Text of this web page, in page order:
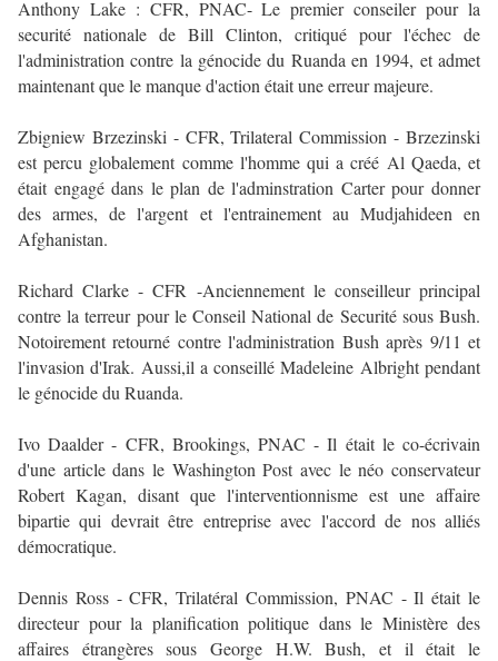
Anthony Lake : CFR, PNAC- Le premier conseiler pour la
securité nationale de Bill Clinton, critiqué pour l'échec de
l'administration contre la génocide du Ruanda en 1994, et admet
maintenant que le manque d'action était une erreur majeure.
Zbigniew Brzezinski - CFR, Trilateral Commission - Brzezinski
est percu globalement comme l'homme qui a créé Al Qaeda, et
était engagé dans le plan de l'adminstration Carter pour donner
des armes, de l'argent et l'entrainement au Mudjahideen en
Afghanistan.
Richard Clarke - CFR -Anciennement le conseilleur principal
contre la terreur pour le Conseil National de Securité sous Bush.
Notoirement retourné contre l'administration Bush après 9/11 et
l'invasion d'Irak. Aussi,il a conseillé Madeleine Albright pendant
le génocide du Ruanda.
Ivo Daalder - CFR, Brookings, PNAC - Il était le co-écrivain
d'une article dans le Washington Post avec le néo conservateur
Robert Kagan, disant que l'interventionnisme est une affaire
bipartie qui devrait être entreprise avec l'accord de nos alliés
démocratique.
Dennis Ross - CFR, Trilatéral Commission, PNAC - Il était le
directeur pour la planification politique dans le Ministère des
affaires étrangères sous George H.W. Bush, et il était le